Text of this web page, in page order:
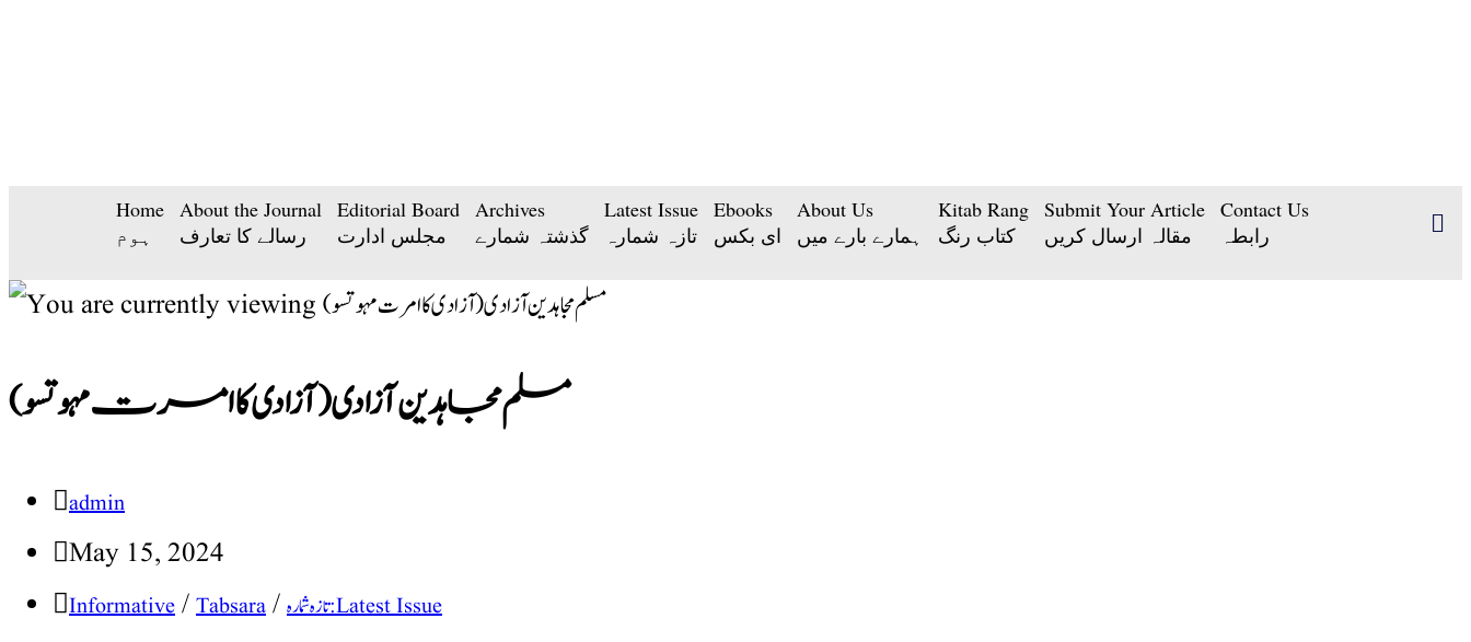
Home
ہوم
About the Journal
رسالے کا تعارف
Editorial Board
مجلس ادارت
Archives
گذشتہ شمارے
Latest Issue
تازہ شمارہ
Ebooks
ای بکس
About Us
ہمارے بارے میں
Kitab Rang
کتاب رنگ
Submit Your Article
مقالہ ارسال کریں
Contact Us
رابطہ
مسلم مجاہدین آزادی(آزادی کا امرت مہوتسو)
admin
May 15, 2024
Informative / Tabsara /
تازہ شمارہ : Latest Issue